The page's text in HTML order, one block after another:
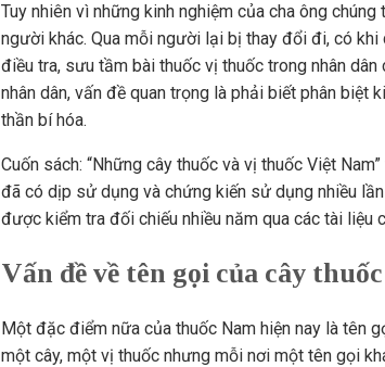
Tuy nhiên vì những kinh nghiệm của cha ông
người khác. Qua mỗi người lại bị thay đổi đi, có
điều tra, sưu tầm bài thuốc vị thuốc trong nhân
nhân dân, vấn đề quan trọng là phải biết phân biệt
thần bí hóa.
Cuốn sách: “Những cây thuốc và vị thuốc Việt
đã có dịp sử dụng và chứng kiến sử dụng nhiều
được kiểm tra đối chiếu nhiều năm qua các tài liệu
Vấn đề về tên gọi của cây
Một đặc điểm nữa của thuốc Nam hiện nay là tên
một cây, một vị thuốc nhưng mỗi nơi một tên gọi